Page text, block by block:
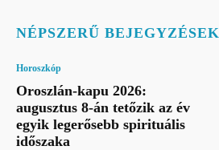
NÉPSZERŰ BEJEGYZÉSEK
Horoszkóp
Oroszlán-kapu 2026:
augusztus 8-án tetőzik az év
egyik legerősebb spirituális
időszaka